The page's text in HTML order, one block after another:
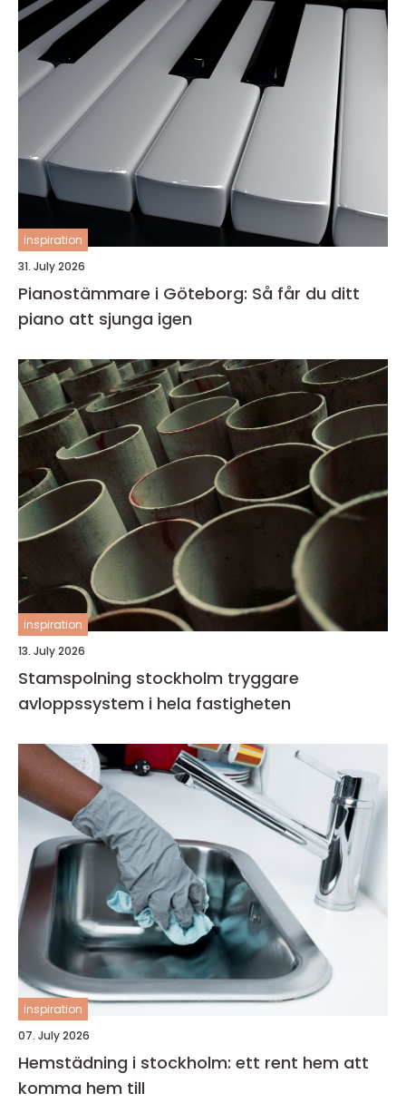
inspiration
31. July 2026
Pianostämmare i Göteborg: Så får du ditt
piano att sjunga igen
inspiration
13. July 2026
Stamspolning stockholm tryggare
avloppssystem i hela fastigheten
inspiration
07. July 2026
Hemstädning i stockholm: ett rent hem att
komma hem till